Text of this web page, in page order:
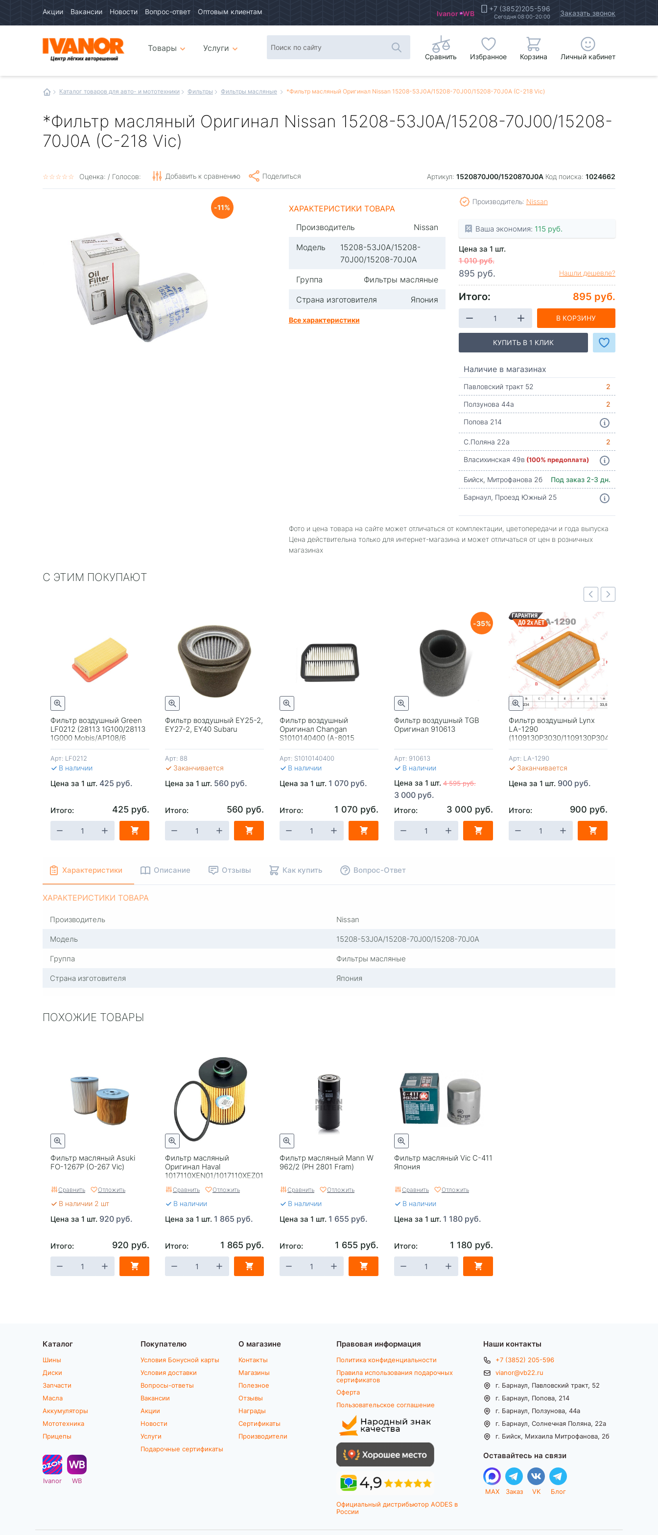
Акции Вакансии Новости Вопрос-ответ Оптовым клиентам Ivanor WB +7 (3852)205-596
Сегодня 08:00-20:00 Заказать звонок
интернетТовары
Услуги
Сравнить Избранное Корзина Личный кабинет
Каталог товаров для авто- и мототехники Фильтры Фильтры масляные *Фильтр масляный Оригинал Nissan 15208-53J0A/15208-70J00/15208-70J0A (C-218 Vic)
*Фильтр масляный Оригинал Nissan 15208-53J0A/15208-70J00/15208-
70J0A (C-218 Vic)
☆☆☆☆☆
★★★★★ Оценка: / Голосов: Добавить к сравнению Поделиться Артикул: 1520870J00/1520870J0A Код поиска: 1024662
11
ХАРАКТЕРИСТИКИ ТОВАРА
Производитель
Nissan
Модель
15208-53J0A/15208-
70J00/15208-70J0A
Группа
Фильтры масляные
Страна изготовителя
Япония
Все характеристики
Производитель: Nissan
Ваша экономия: 115 руб.
Цена за 1 шт.
1 010 руб.
895 руб. Нашли дешевле?
Итого: 895 руб.
В КОРЗИНУ
КУПИТЬ В 1 КЛИК
Наличие в магазинах
Павловский тракт 52
2
Ползунова 44а
2
Попова 214
С.Поляна 22а
2
Власихинская 49в (100% предоплата)
Бийск, Митрофанова 2б
Под заказ 2-3 дн.
Барнаул, Проезд Южный 25
Фото и цена товара на сайте может отличаться от комплектации, цветопередачи и года выпуска
Цена действительна только для интернет-магазина и может отличаться от цен в розничных
магазинах
С ЭТИМ ПОКУПАЮТ
Фильтр воздушный Green
LF0212 (28113 1G100/28113
1G000 Mobis/AP108/6
Арт: LF0212
В наличии
Цена за 1 шт. 425 руб.
Итого: 425 руб.
Фильтр воздушный EY25-2,
EY27-2, EY40 Subaru
Арт: 88
Заканчивается
Цена за 1 шт. 560 руб.
Итого: 560 руб.
Фильтр воздушный
Оригинал Changan
S1010140400 (A-8015
Арт: S1010140400
В наличии
Цена за 1 шт. 1 070 руб.
Итого: 1 070 руб.
Фильтр воздушный TGB
Оригинал 910613
35
Арт: 910613
В наличии
Цена за 1 шт. 4 595 руб.
3 000 руб.
Итого: 3 000 руб.
Фильтр воздушный Lynx
LA-1290
(1109130P3030/1109130P3040
Арт: LA-1290
Заканчивается
Цена за 1 шт. 900 руб.
Итого: 900 руб.
+ В КОРЗИНУ - + В КОРЗИНУ - + В КОРЗИНУ - + В КОРЗИНУ - + В КОРЗИНУ
Быстрый просмотр
-
Характеристики Описание Отзывы Как купить Вопрос-Ответ
ХАРАКТЕРИСТИКИ ТОВАРА
Производитель
Nissan
Модель
15208-53J0A/15208-70J00/15208-70J0A
Группа
Фильтры масляные
Страна изготовителя
Япония
ПОХОЖИЕ ТОВАРЫ
Фильтр масляный Asuki
FO-1267P (O-267 Vic)
Сравнить Отложить
В наличии 2 шт
Цена за 1 шт. 920 руб.
Итого: 920 руб.
Фильтр масляный
Оригинал Haval
1017110XEN01/1017110XEZ01
300 23г-
Сравнить Отложить
В наличии
Цена за 1 шт. 1 865 руб.
Итого: 1 865 руб.
Фильтр масляный Mann W
962/2 (PH 2801 Fram)
Сравнить Отложить
В наличии
Цена за 1 шт. 1 655 руб.
Итого: 1 655 руб.
Фильтр масляный Vic C-411
Япония
Сравнить Отложить
В наличии
Цена за 1 шт. 1 180 руб.
Итого: 1 180 руб.
Каталог
Шины
Диски
Запчасти
Масла
Аккумуляторы
Мототехника
Прицепы
Ivanor WB
Покупателю
Условия Бонусной карты
Условия доставки
Вопросы-ответы
Вакансии
Акции
Новости
Услуги
Подарочные сертификаты
О магазине
Контакты
Магазины
Полезное
Отзывы
Награды
Сертификаты
Производители
Правовая информация
Политика конфиденциальности
Правила использования подарочных
сертификатов
Оферта
Пользовательское соглашение
Официальный дистрибьютор AODES в
России
Наши контакты
+7 (3852) 205-596
vianor@vb22.ru
г. Барнаул, Павловский тракт, 52
г. Барнаул, Попова, 214
г. Барнаул, Ползунова, 44а
г. Барнаул, Солнечная Поляна, 22а
г. Бийск, Михаила Митрофанова, 2б
Оставайтесь на связи
MAX Заказ VK Блог